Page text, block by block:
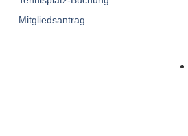
Mitgliedsantrag